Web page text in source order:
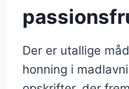
Der er utallige
honning i